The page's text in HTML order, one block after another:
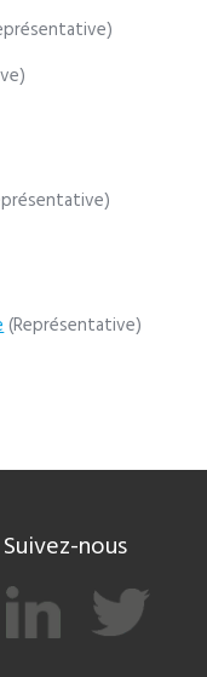
(Représentative)
Suivez-nous